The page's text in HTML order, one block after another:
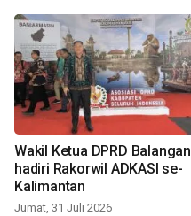
Wakil Ketua DPRD Balangan
hadiri Rakorwil ADKASI se-
Kalimantan
Jumat, 31 Juli 2026